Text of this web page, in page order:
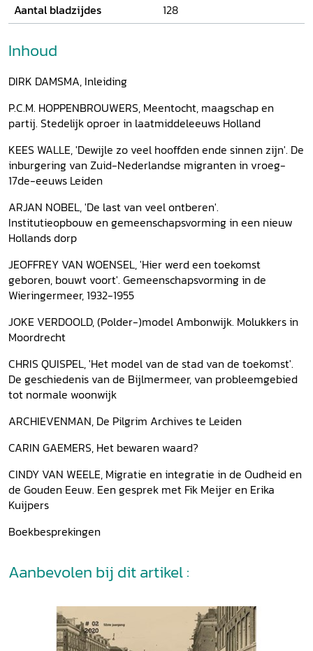
Aantal bladzijdes
128
Inhoud
DIRK DAMSMA, Inleiding
P.C.M. HOPPENBROUWERS, Meentocht, maagschap en
partij. Stedelijk oproer in laatmiddeleeuws Holland
KEES WALLE, 'Dewijle zo veel hooffden ende sinnen zijn'. De
inburgering van Zuid-Nederlandse migranten in vroeg-
17de-eeuws Leiden
ARJAN NOBEL, 'De last van veel ontberen'.
Institutieopbouw en gemeenschapsvorming in een nieuw
Hollands dorp
JEOFFREY VAN WOENSEL, 'Hier werd een toekomst
geboren, bouwt voort'. Gemeenschapsvorming in de
Wieringermeer, 1932-1955
JOKE VERDOOLD, (Polder-)model Ambonwijk. Molukkers in
Moordrecht
CHRIS QUISPEL, 'Het model van de stad van de toekomst'.
De geschiedenis van de Bijlmermeer, van probleemgebied
tot normale woonwijk
ARCHIEVENMAN, De Pilgrim Archives te Leiden
CARIN GAEMERS, Het bewaren waard?
CINDY VAN WEELE, Migratie en integratie in de Oudheid en
de Gouden Eeuw. Een gesprek met Fik Meijer en Erika
Kuijpers
Boekbesprekingen
Aanbevolen bij dit artikel :